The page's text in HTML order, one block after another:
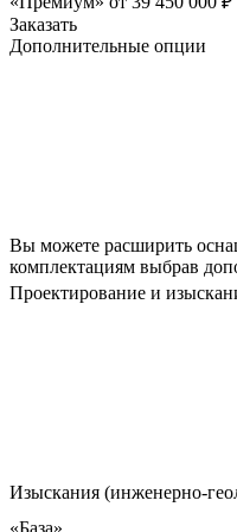
Заказать
Дополнительные опции
Вы можете расширить
комплектациям выбрав
Проектирование и
Изыскания (инженерно-
«База»